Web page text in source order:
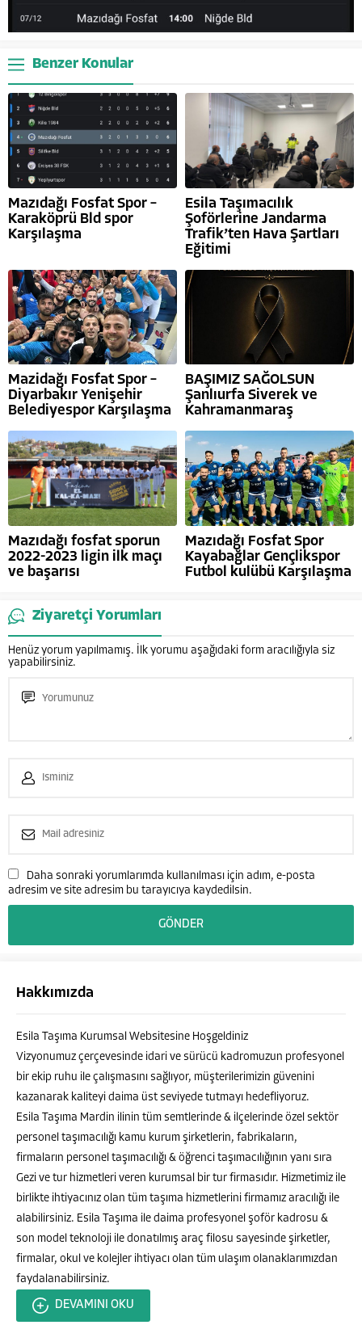
Benzer Konular
Mazıdağı Fosfat Spor –
Karaköprü Bld spor
Karşılaşma
Esila Taşımacılık
Şoförlerine Jandarma
Trafik’ten Hava Şartları
Eğitimi
Mazidağı Fosfat Spor –
Diyarbakır Yenişehir
Belediyespor Karşılaşma
BAŞIMIZ SAĞOLSUN
Şanlıurfa Siverek ve
Kahramanmaraş
Mazıdağı fosfat sporun
2022-2023 ligin ilk maçı
ve başarısı
Mazıdağı Fosfat Spor
Kayabağlar Gençlikspor
Futbol kulübü Karşılaşma
Ziyaretçi Yorumları
Henüz yorum yapılmamış. İlk yorumu aşağıdaki form aracılığıyla siz
yapabilirsiniz.
Daha sonraki yorumlarımda kullanılması için adım, e-posta
adresim ve site adresim bu tarayıcıya kaydedilsin.
Hakkımızda
Esila Taşıma Kurumsal Websitesine Hoşgeldiniz
Vizyonumuz çerçevesinde idari ve sürücü kadromuzun profesyonel
bir ekip ruhu ile çalışmasını sağlıyor, müşterilerimizin güvenini
kazanarak kaliteyi daima üst seviyede tutmayı hedefliyoruz.
Esila Taşıma Mardin ilinin tüm semtlerinde & ilçelerinde özel sektör
personel taşımacılığı kamu kurum şirketlerin, fabrikaların,
firmaların personel taşımacılığı & öğrenci taşımacılığının yanı sıra
Gezi ve tur hizmetleri veren kurumsal bir tur firmasıdır. Hizmetimiz ile
birlikte ihtiyacınız olan tüm taşıma hizmetlerini firmamız aracılığı ile
alabilirsiniz. Esila Taşıma ile daima profesyonel şoför kadrosu &
son model teknoloji ile donatılmış araç filosu sayesinde şirketler,
firmalar, okul ve kolejler ihtiyacı olan tüm ulaşım olanaklarımızdan
faydalanabilirsiniz.
DEVAMINI OKU
MURAT ALATAŞ